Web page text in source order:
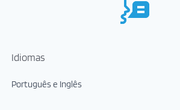
Idiomas
Português e Inglês